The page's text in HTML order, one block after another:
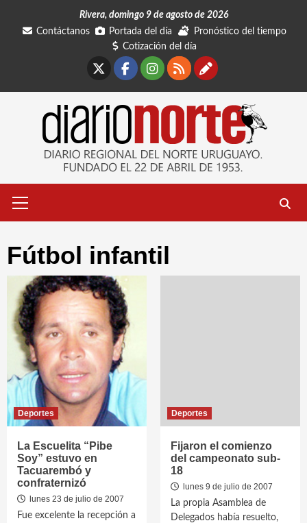
Rivera, domingo 9 de agosto de 2026
Contáctanos
Portada del día
Pronóstico del tiempo
Cotización del día
Facebook
Instagram
RSSContáctanos
primario
Fútbol infantil
Deportes
La Escuelita “Pibe
Soy” estuvo en
Tacuarembó y
confraternizó
lunes 23 de julio de 2007
Fue excelente la recepción a
Deportes
Fijaron el comienzo
del campeonato sub-
18
lunes 9 de julio de 2007
La propia Asamblea de
Delegados había resuelto,